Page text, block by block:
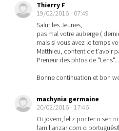
Thierry F
19/02/2016 - 07:49
Salut les Jeunes,
pas mal votre auberge (
mais si vous avez le temps
Matthieu, content de t'avoir
Preneur des phtos de
Bonne continuation et bon
machynia germaine
20/02/2016 - 17:46
Oi jovem,feliz por ter o sen
familiarizar com o